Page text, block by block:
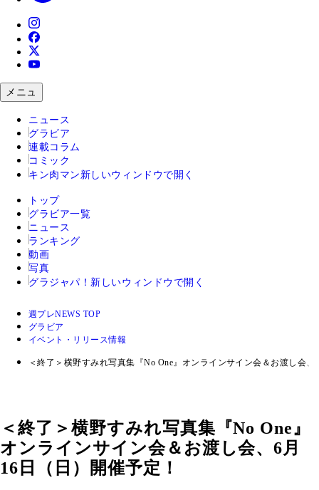
メニュ
ニュース
グラビア
連載コラム
コミック
キン肉マン 新しいウィンドウで開く
トップ
グラビア一覧
ニュース
ランキング
動画
写真
グラジャパ！ 新しいウィンドウで開く
週プレNEWS TOP
グラビア
イベント・リリース情報
＜終了＞横野すみれ写真集『No One』オンラインサイン会＆お渡し会
＜終了＞横野すみれ写真集『No One』
オンラインサイン会＆お渡し会、6月
16日（日）開催予定！